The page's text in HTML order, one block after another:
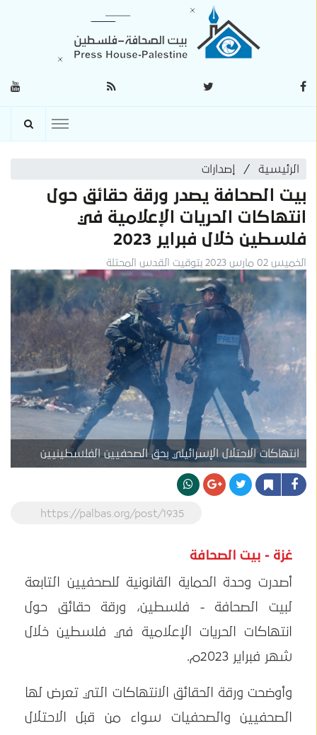
الرئيسية إصدارات
بيت الصحافة يصدر ورقة حقائق حول
انتهاكات الحريات الإعلامية في
فلسطين خلال فبراير 2023
الخميس 02 مارس 2023 بتوقيت القدس المحتلة
انتهاكات الاحتلال الإسرائيلي بحق الصحفيين الفلسطينيين
https://palbas.org/post/1935
غزة - بيت الصحافة
أصدرت وحدة الحماية القانونية للصحفيين التابعة
لبيت الصحافة - فلسطين، ورقة حقائق حول
انتهاكات الحريات الإعلامية في فلسطين خلال
شهر فبراير 2023م.
وأوضحت ورقة الحقائق الانتهاكات التي تعرض لها
الصحفيين والصحفيات سواء من قبل الاحتلال